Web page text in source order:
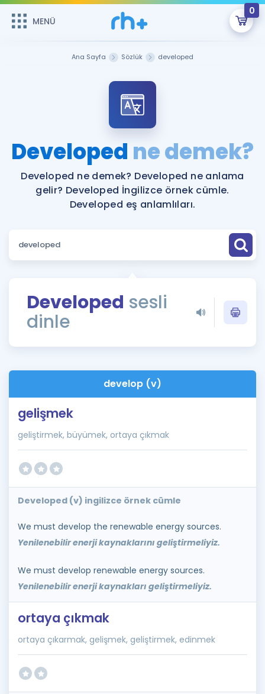
MENÜ
0
ÜYE DEĞİLİM
Sepetin Şu An Boş.
Remzi Hoca ile seni sınava hazırlayacak onlarca eğitim seni
bekliyor!
MENÜ
Katılımcı Görüşleri
Faydalı Araçlar
Sözlük
Rehberlik Aracı
ÖSYM Sınav Takvimi
İngilizce Gramer
Hakkımızda
Ana Sayfa Sözlük developed
Developed ne demek?
Developed ne demek? Developed ne anlama
gelir? Developed İngilizce örnek cümle.
Developed eş anlamlıları.
Developed sesli
dinle
develop (v)
gelişmek
geliştirmek, büyümek, ortaya çıkmak
Developed (v) ingilizce örnek cümle
We must develop the renewable energy sources.
Yenilenebilir enerji kaynaklarını geliştirmeliyiz.
We must develop renewable energy sources.
Yenilenebilir enerji kaynakları geliştirmeliyiz.
ortaya çıkmak
ortaya çıkarmak, gelişmek, geliştirmek, edinmek